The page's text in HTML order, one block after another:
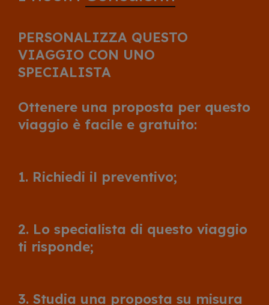
PERSONALIZZA QUESTO
VIAGGIO CON UNO
SPECIALISTA
Ottenere una proposta per questo
viaggio è facile e gratuito:
1. Richiedi il preventivo;
2. Lo specialista di questo viaggio
ti risponde;
3. Studia una proposta su misura